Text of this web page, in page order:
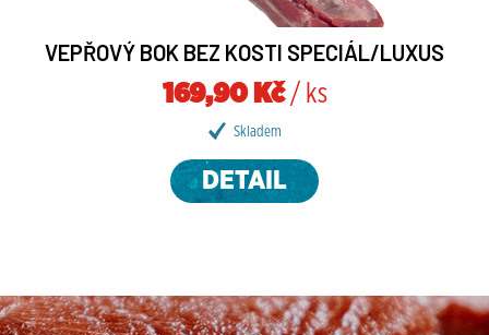
VEPŘOVÝ BOK BEZ KOSTI SPECIÁL/LUXUS
169,90 Kč/ ks
Skladem
DETAIL